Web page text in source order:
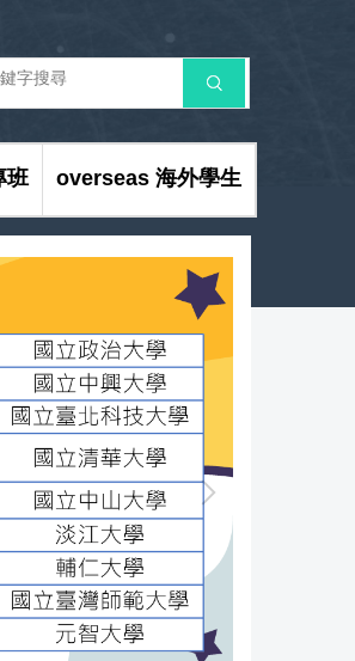
搜 尋
班 overseas 海外學生